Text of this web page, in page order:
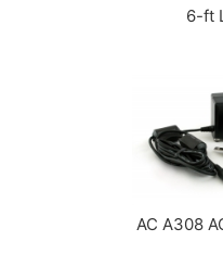
6-ft
AC A308